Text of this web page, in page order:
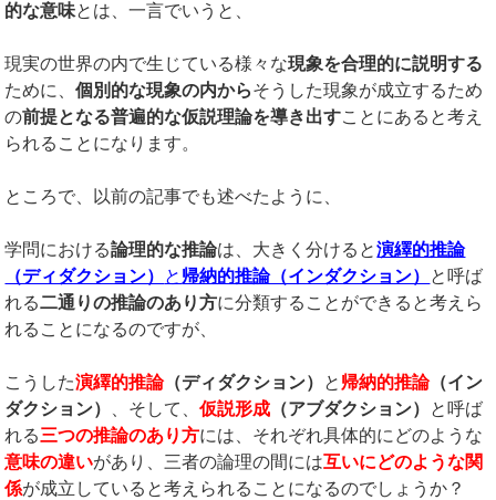
的な意味とは、一言でいうと、
現実の世界の内で生じている様々な現象を合理的に説明する
ために、個別的な現象の内からそうした現象が成立するため
の前提となる普遍的な仮説理論を導き出すことにあると考え
られることになります。
ところで、以前の記事でも述べたように、
学問における論理的な推論は、大きく分けると演繹的推論
（ディダクション） と 帰納的推論（インダクション） と呼ば
れる二通りの推論のあり方に分類することができると考えら
れることになるのですが、
こうした演繹的推論（ディダクション） と 帰納的推論（イン
ダクション）
、そして、仮説形成 （アブダクション） と呼ば
れる三つの推論のあり方には、それぞれ具体的にどのような
意味の違いがあり、三者の論理の間には互いにどのような関
係が成立していると考えられることになるのでしょうか？